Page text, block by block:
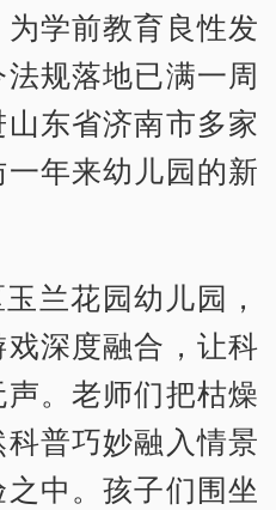
学前教育良性发
规落地已满一周
东省济南市多家
年来幼儿园的新
兰花园幼儿园，
深度融合，让科
。老师们把枯燥
普巧妙融入情景
中。孩子们围坐